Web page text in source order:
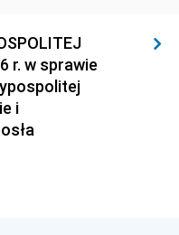
r. w sprawie
i